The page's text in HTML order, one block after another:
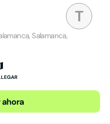
T
Salamanca,
ahora